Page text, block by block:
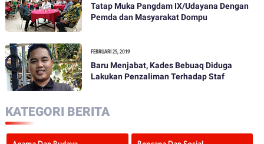
Tatap Muka Pangdam IX/Udayana Dengan
Pemda dan Masyarakat Dompu
FEBRUARI 25, 2019
Baru Menjabat, Kades Bebuaq Diduga
Lakukan Penzaliman Terhadap Staf
KATEGORI BERITA